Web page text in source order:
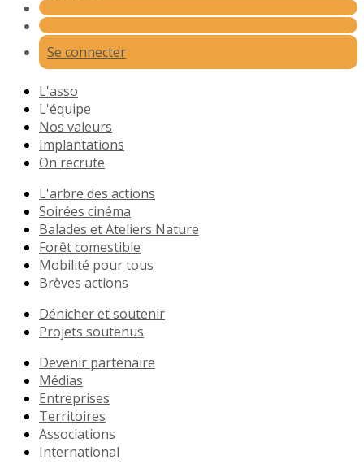
Se connecter
L'asso
L'équipe
Nos valeurs
Implantations
On recrute
L'arbre des actions
Soirées cinéma
Balades et Ateliers Nature
Forêt comestible
Mobilité pour tous
Brèves actions
Dénicher et soutenir
Projets soutenus
Devenir partenaire
Médias
Entreprises
Territoires
Associations
International